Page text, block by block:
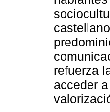
refuerza
acceder